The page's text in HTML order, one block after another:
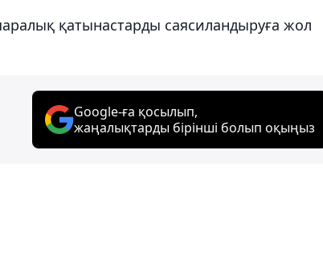
қатынастарды саясиландыруға жол
Google-ға қосылып,
жаңалықтарды бірінші болып оқыңыз